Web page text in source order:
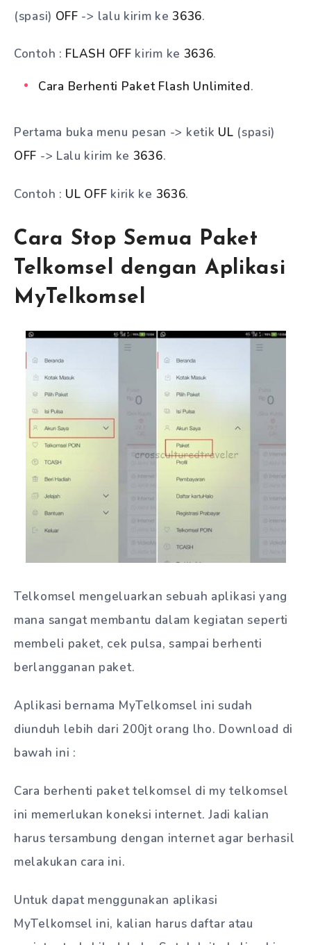
(spasi) OFF -> lalu kirim ke3636.
Contoh : FLASH OFF kirim ke 3636.
Cara Berhenti Paket Flash Unlimited.
Pertama buka menu pesan -> ketik UL (spasi)
OFF -> Lalu kirim ke 3636.
Contoh : UL OFF kirik ke 3636.
Cara Stop Semua Paket
Telkomsel dengan Aplikasi
MyTelkomsel
Telkomsel mengeluarkan sebuah aplikasi yang
mana sangat membantu dalam kegiatan seperti
membeli paket, cek pulsa, sampai berhenti
berlangganan paket.
Aplikasi bernama MyTelkomsel ini sudah
diunduh lebih dari 200jt orang lho. Download di
bawah ini :
Cara berhenti paket telkomsel di my telkomsel
ini memerlukan koneksi internet. Jadi kalian
harus tersambung dengan internet agar berhasil
melakukan cara ini.
Untuk dapat menggunakan aplikasi
MyTelkomsel ini, kalian harus daftar atau